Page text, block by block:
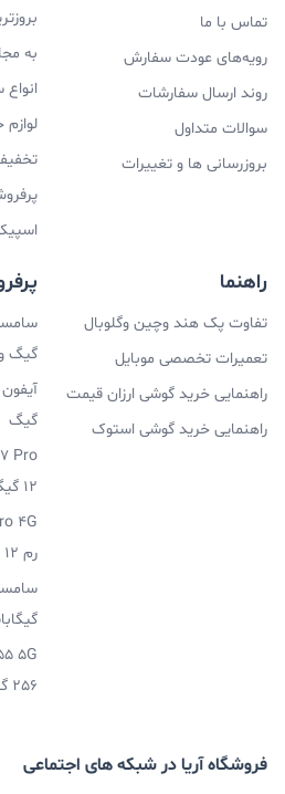
تماس با ما
رویه‌های عودت سفارش
روند ارسال سفارشات
سوالات متداول
بروزرسانی ها و تغییرات
به
راهنما
تفاوت پک هند وچین وگلوبال
تعمیرات تخصصی موبایل
راهنمایی خرید گوشی ارزان قیمت
راهنمایی خرید گوشی استوک
گیگ و
گیگ
12 گیگ
رم 12
256 گیگ رم 8
فروشگاه آریا در شبکه های اجتماعی